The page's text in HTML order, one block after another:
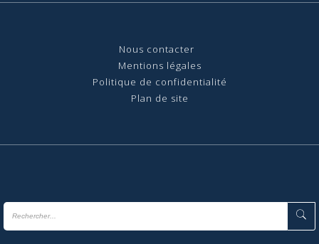
Nous contacter
Mentions légales
Politique de confidentialité
Plan de site